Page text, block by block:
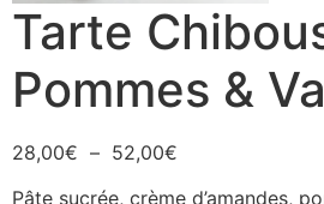
Tarte
Pommes &
28,00€ – 52,00€
Pâte sucrée, crème d’amandes,